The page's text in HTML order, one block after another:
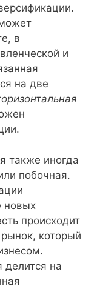
в
и
на две
также иногда
побочная.
новых
происходит
который
делится на